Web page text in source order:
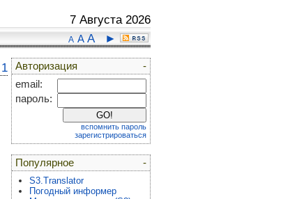
7 Августа 2026
A A A ►
1 -
Авторизация
email:
пароль:
вспомнить пароль
зарегистрироваться
-
Популярное
S3.Translator
Погодный информер